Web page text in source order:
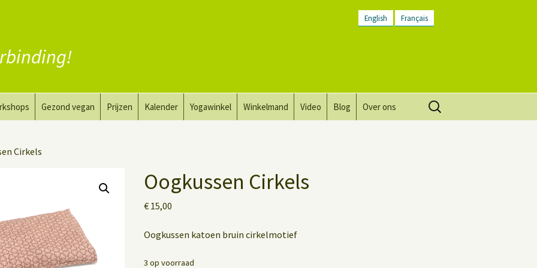
English Français
Gezond vegan
Vegan coaching
Prijzen Kalender Yogawinkel Winkelmand Video Blog Over ons
Zoeken
naar:
Cirkels
Oogkussen Cirkels
€ 15,00
Oogkussen katoen bruin cirkelmotief
3 op voorraad